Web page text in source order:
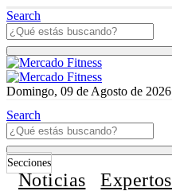
Search
Domingo, 09 de Agosto de 2026
Search
Secciones
Noticias Expertos